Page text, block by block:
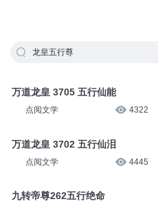
龙皇五行尊
万道龙皇 3705 五行仙能
点阅文学 4322
万道龙皇 3702 五行仙泪
点阅文学 4445
九转帝尊262五行绝命